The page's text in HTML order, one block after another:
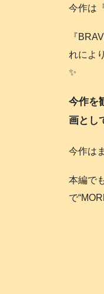
今作は
『
れによ
✨️
今作を
画とし
今作は
本編で
で